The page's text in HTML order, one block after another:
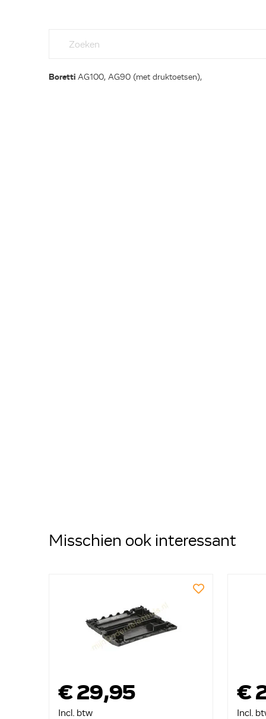
Boretti AG100, AG90 (met druktoetsen),
Misschien ook interessant
€ 29,95
Incl. btw
€
Incl.